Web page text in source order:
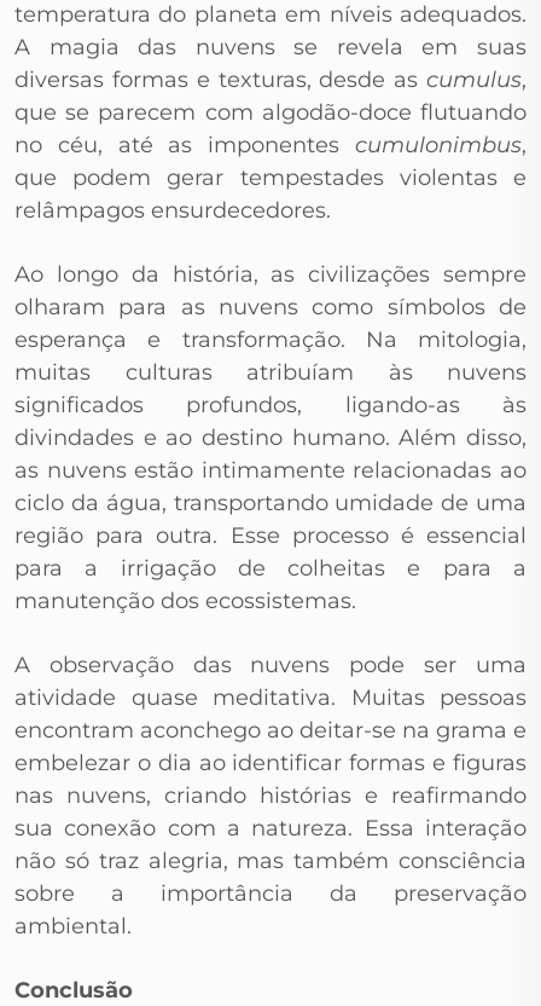
temperatura do planeta em níveis adequados.
A magia das nuvens se revela em suas
diversas formas e texturas, desde as cumulus,
que se parecem com algodão-doce flutuando
no céu, até as imponentes cumulonimbus,
que podem gerar tempestades violentas e
relâmpagos ensurdecedores.
Ao longo da história, as civilizações sempre
olharam para as nuvens como símbolos de
esperança e transformação. Na mitologia,
muitas culturas atribuíam às nuvens
significados profundos, ligando-as às
divindades e ao destino humano. Além disso,
as nuvens estão intimamente relacionadas ao
ciclo da água, transportando umidade de uma
região para outra. Esse processo é essencial
para a irrigação de colheitas e para a
manutenção dos ecossistemas.
A observação das nuvens pode ser uma
atividade quase meditativa. Muitas pessoas
encontram aconchego ao deitar-se na grama e
embelezar o dia ao identificar formas e figuras
nas nuvens, criando histórias e reafirmando
sua conexão com a natureza. Essa interação
não só traz alegria, mas também consciência
sobre a importância da preservação
ambiental.
Conclusão